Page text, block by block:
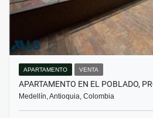
APARTAMENTO VENTA
APARTAMENTO EN EL POBLADO,
Medellín, Antioquia, Colombia